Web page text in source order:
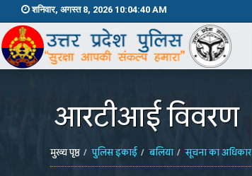
शनिवार, अगस्त 8, 2026 10:04:40 AM
आरटीआई विवरण
मुख्य पृष्ठ पुलिस इकाई बलिया सूचना का अधिकार